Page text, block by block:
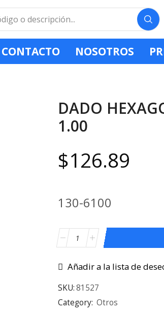
CONTACTO NOSOTROS
DADO
1.00
$126.89
130-6100
Añadir a la lista de
SKU:81527
Category: Otros